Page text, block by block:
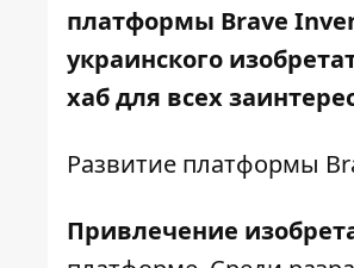
платформы Brave
украинского
хаб для всех
Развитие платформы
Привлечение